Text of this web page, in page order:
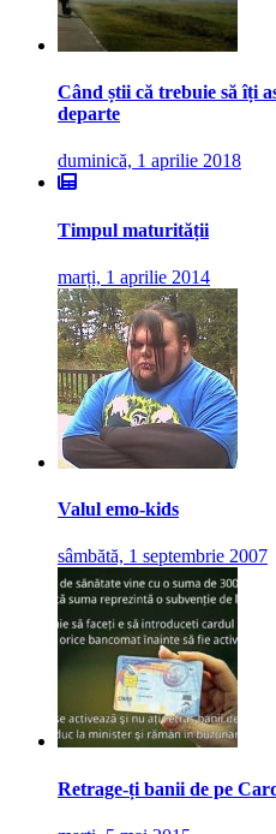
Când știi că trebuie să îți
departe
duminică, 1 aprilie 2018
Timpul maturității
marți, 1 aprilie 2014
Valul emo-kids
sâmbătă, 1 septembrie 2007
Retrage-ți banii de pe